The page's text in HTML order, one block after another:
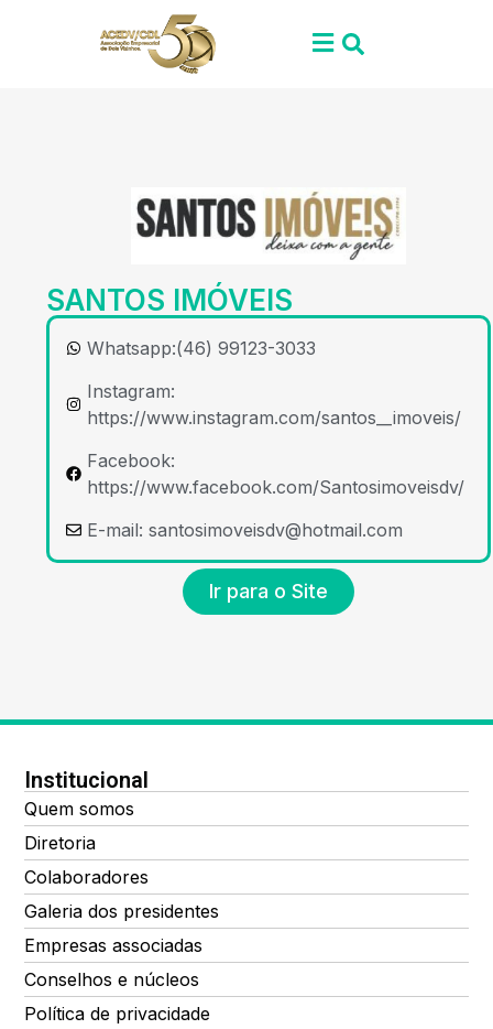
SANTOS IMÓVEIS
Whatsapp:(46) 99123-3033
Instagram:
https://www.instagram.com/santos__imoveis/
Facebook:
https://www.facebook.com/Santosimoveisdv/
E-mail: santosimoveisdv@hotmail.com
Ir para o Site
Institucional
Quem somos
Diretoria
Colaboradores
Galeria dos presidentes
Empresas associadas
Conselhos e núcleos
Política de privacidade